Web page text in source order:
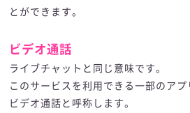
とができます。
ビデオ通話
ライブチャットと同じ意味です。
このサービスを利用できる一部のア
ビデオ通話と呼称します。